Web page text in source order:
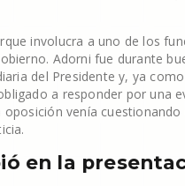
involucra a uno de los
Adorni fue durante
del Presidente y, ya
a responder por una
venía cuestionando
en la